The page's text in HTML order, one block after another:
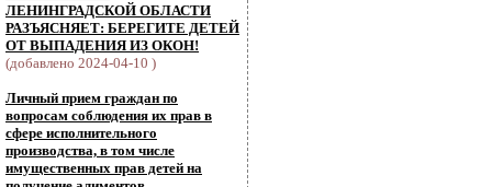
ЛЕНИНГРАДСКОЙ ОБЛАСТИ
РАЗЪЯСНЯЕТ: БЕРЕГИТЕ ДЕТЕЙ
ОТ ВЫПАДЕНИЯ ИЗ ОКОН!
(добавлено 2024-04-10 )
Личный прием граждан по
вопросам соблюдения их прав в
сфере исполнительного
производства, в том числе
имущественных прав детей на